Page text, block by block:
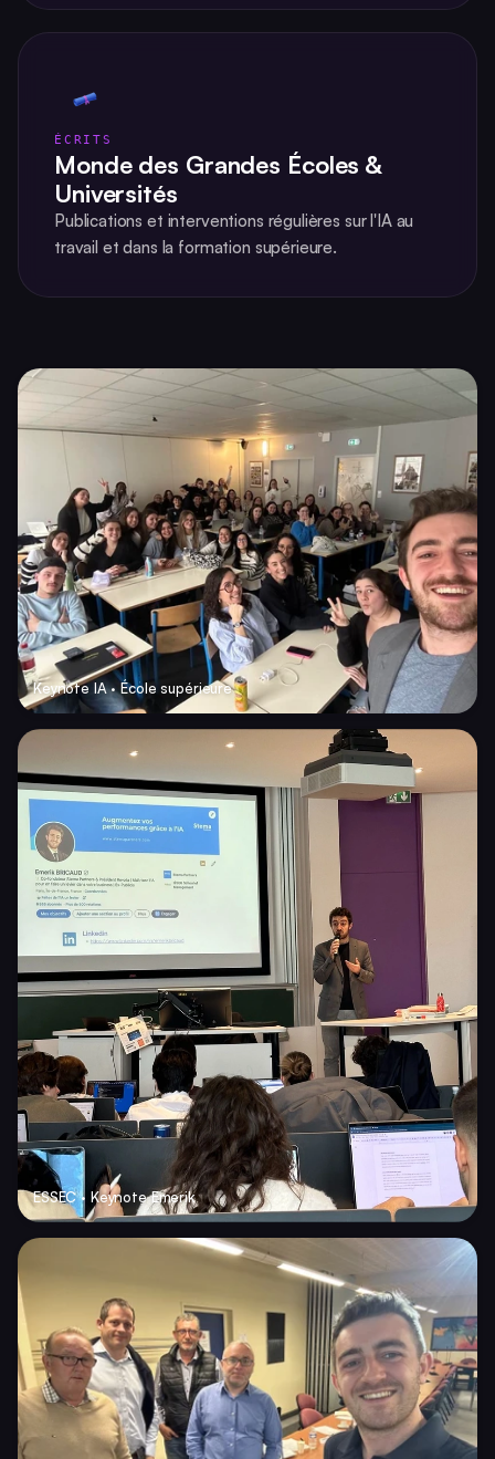
ÉCRITS
Monde des Grandes Écoles &
Universités
Publications et interventions régulières sur l'IA au
travail et dans la formation supérieure.
Keynote IA · École supérieure
ESSEC · Keynote Emerik